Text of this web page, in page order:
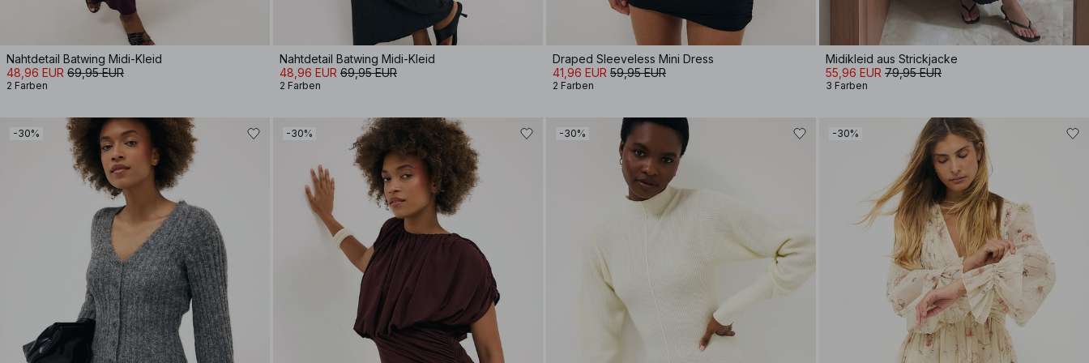
Nahtdetail Batwing Midi-Kleid
48,96 EUR 69,95 EUR
2 Farben
Nahtdetail Batwing Midi-Kleid
48,96 EUR 69,95 EUR
2 Farben
Draped Sleeveless Mini Dress
41,96 EUR 59,95 EUR
2 Farben
Midikleid aus Strickjacke
55,96 EUR 79,95 EUR
3 Farben
-30% -30% -30% -30%